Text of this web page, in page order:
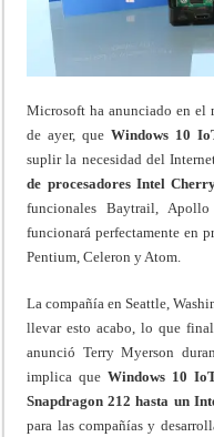
Microsoft ha anunciado en el
de ayer, queWindows 10
suplir la necesidad del
de procesadores Intel
funcionales Baytrail,
funcionará perfectamente en
Pentium, Celeron y Atom.
La compañía en Seattle,
llevar esto acabo, lo que
anunció Terry Myerson
implica que Windows 10
Snapdragon 212 hasta un
para las compañías y